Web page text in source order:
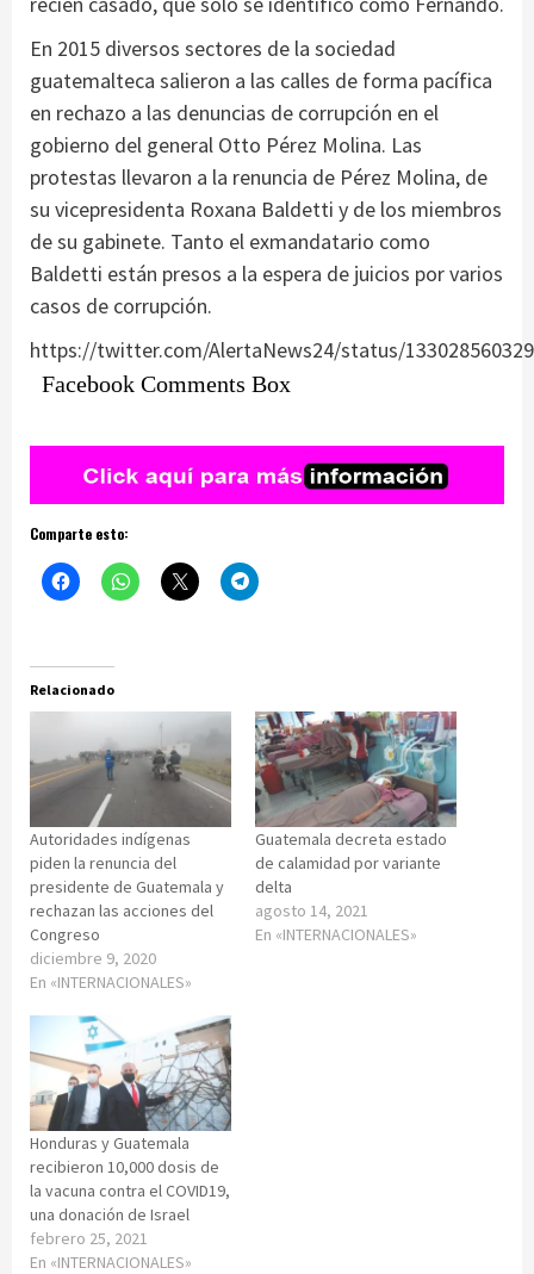
En 2015 diversos sectores de la sociedad
guatemalteca salieron a las calles de forma pacífica
en rechazo a las denuncias de corrupción en el
gobierno del general Otto Pérez Molina. Las
protestas llevaron a la renuncia de Pérez Molina, de
su vicepresidenta Roxana Baldetti y de los miembros
de su gabinete. Tanto el exmandatario como
Baldetti están presos a la espera de juicios por varios
casos de corrupción.
https://twitter.com/AlertaNews24/status/
Facebook Comments Box
Comparte esto:
Relacionado
Autoridades indígenas
piden la renuncia del
presidente de Guatemala y
rechazan las acciones del
Congreso
diciembre 9, 2020
En «INTERNACIONALES»
Guatemala decreta estado
de calamidad por variante
delta
agosto 14, 2021
En «INTERNACIONALES»
Honduras y Guatemala
recibieron 10,000 dosis de
la vacuna contra el COVID19,
una donación de Israel
febrero 25, 2021
En «INTERNACIONALES»